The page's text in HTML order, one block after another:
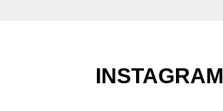
INSTAGRAM